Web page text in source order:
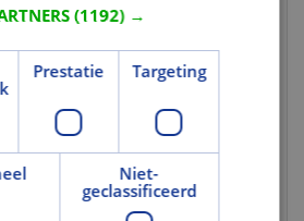
plisségordijnen netstroom kunnen op
worden bediend en bieden u
alle slaapvoordelen van gedimd licht.
Het verduisterende doek met dubbele
verbetert het isolatievermogen
verhoogt het comfort binnenshuis.
Elektrische verduisterende
netstroom kunnen
(1192) →
Prestatie Targeting
Niet-
geclassificeerd